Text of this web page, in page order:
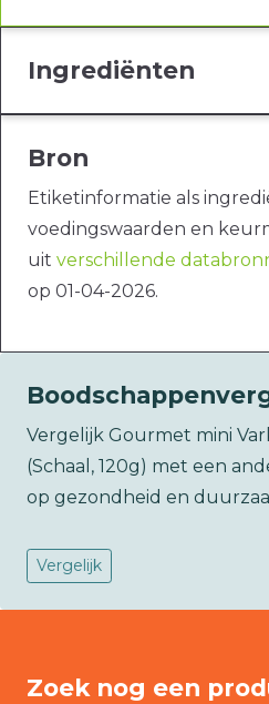
Ingrediënten
Bron
Etiketinformatie als
voedingswaarden en
uit verschillende
op 01-04-2026.
Vergelijk Gourmet mini
(Schaal, 120g) met een
op gezondheid en
Vergelijk
Zoek nog een